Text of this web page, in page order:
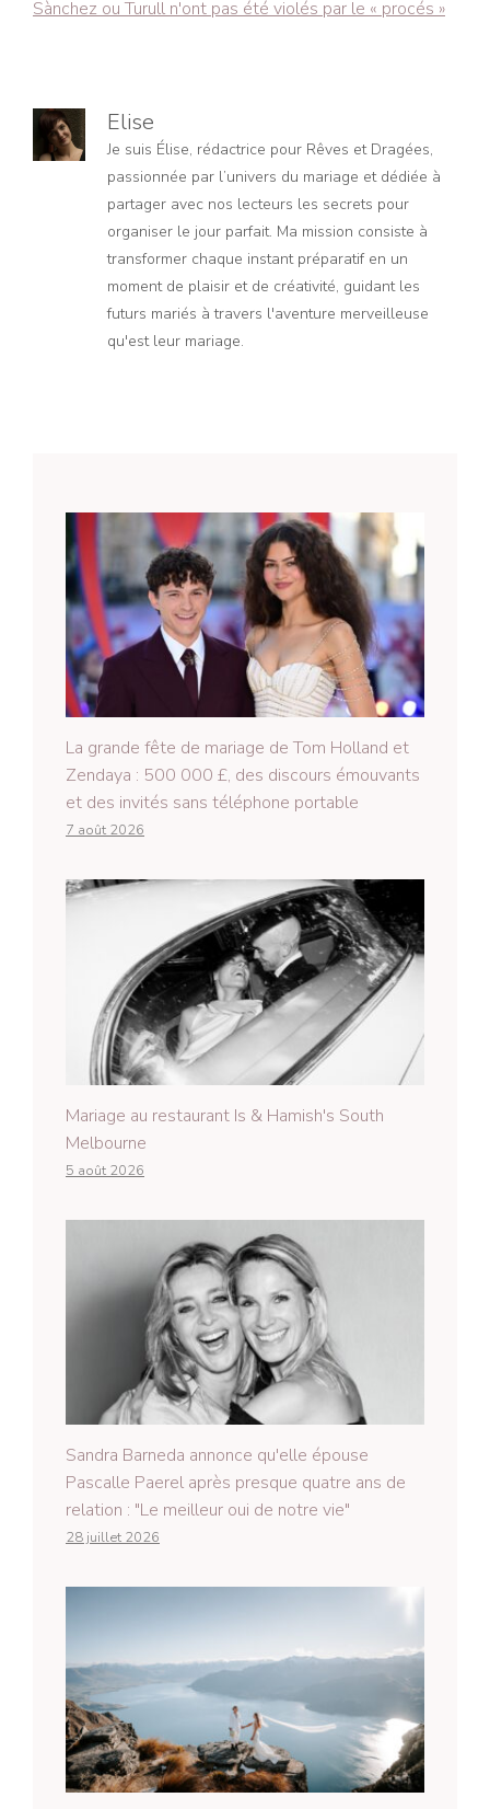
Sànchez ou Turull n'ont pas été violés par le « procés »
Elise
Je suis Élise, rédactrice pour Rêves et Dragées,
passionnée par l’univers du mariage et dédiée à
partager avec nos lecteurs les secrets pour
organiser le jour parfait. Ma mission consiste à
transformer chaque instant préparatif en un
moment de plaisir et de créativité, guidant les
futurs mariés à travers l'aventure merveilleuse
qu'est leur mariage.
La grande fête de mariage de Tom Holland et
Zendaya : 500 000 £, des discours émouvants
et des invités sans téléphone portable
7 août 2026
Mariage au restaurant Is & Hamish's South
Melbourne
5 août 2026
Sandra Barneda annonce qu'elle épouse
Pascalle Paerel après presque quatre ans de
relation : "Le meilleur oui de notre vie"
28 juillet 2026